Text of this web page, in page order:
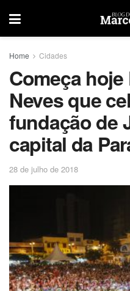
Home Cidades
Começa
Neves que
fundação de
capital da
28 de julho de 2018